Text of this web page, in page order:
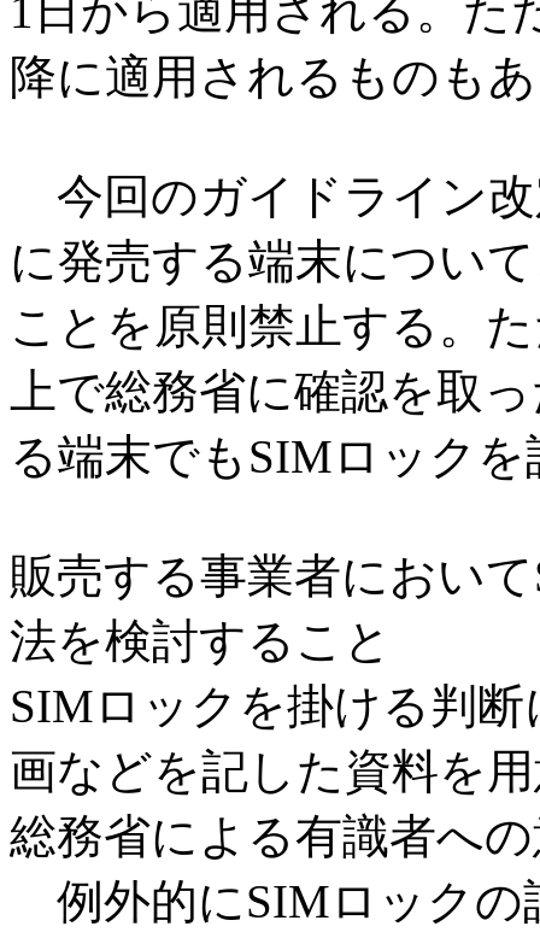
1日から適用される。た
降に適用されるものも
今回のガイドライン改
に発売する端末につい
ことを原則禁止する。
上で総務省に確認を取
る端末でもSIMロック
販売する事業者におい
法を検討すること
SIMロックを掛ける判
画などを記した資料を
総務省による有識者へ
例外的にSIMロックの